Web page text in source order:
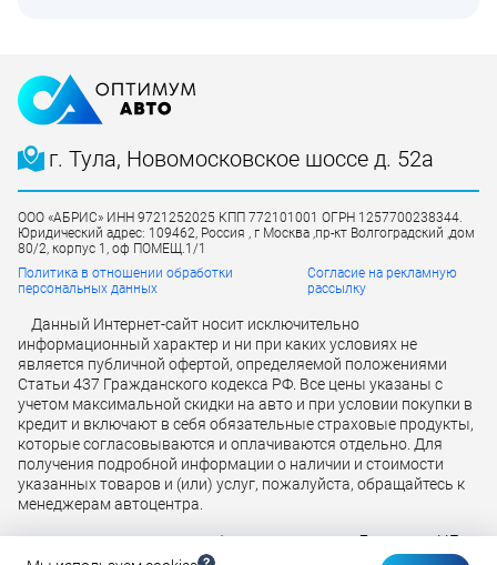
г. Тула, Новомосковское шоссе д. 52а
ООО «АБРИС» ИНН 9721252025 КПП 772101001 ОГРН 1257700238344.
Юридический адрес: 109462, Россия , г Москва ,пр-кт Волгоградский ,дом
80/2, корпус 1, оф ПОМЕЩ.1/1
Политика в отношении обработки
персональных данных
Согласие на рекламную
рассылку
Данный Интернет-сайт носит исключительно
информационный характер и ни при каких условиях не
является публичной офертой, определяемой положениями
Статьи 437 Гражданского кодекса РФ. Все цены указаны с
учетом максимальной скидки на авто и при условии покупки в
кредит и включают в себя обязательные страховые продукты,
которые согласовываются и оплачиваются отдельно. Для
получения подробной информации о наличии и стоимости
указанных товаров и (или) услуг, пожалуйста, обращайтесь к
менеджерам автоцентра.
Кредит предоставляется банком АО «ТБанк»Лицензия ЦБ